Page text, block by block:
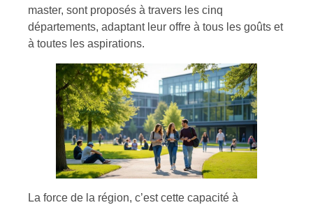
master, sont proposés à travers les cinq
départements, adaptant leur offre à tous les goûts et
à toutes les aspirations.
La force de la région, c’est cette capacité à